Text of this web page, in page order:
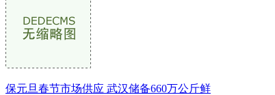
保元旦春节市场供应 武汉储备660万公斤鲜